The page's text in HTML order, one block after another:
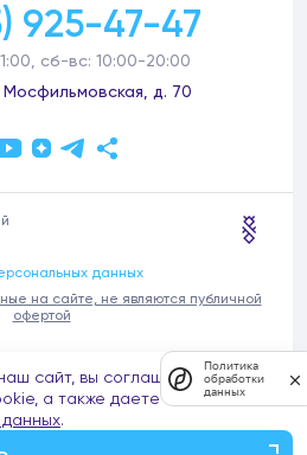
925-47-47
сб-вс: 10:00-20:00
Мосфильмовская, д. 70
данных
на сайте, не являются публичной
офертой
предложений частных услуг от
(проведения ремонтов, продажи
т.п.), обращаем внимание на то, что
оказывает таких услуг, не имеет
профиля и не обращается к частным
сайт, вы соглашаетесь на
а также даете согласие на
.
Политика
обработки
данных